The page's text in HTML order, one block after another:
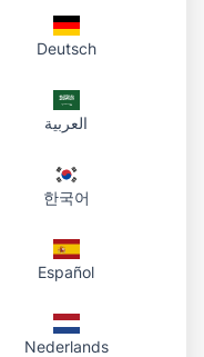
Deutsch
العربية
한국어
Español
Nederlands